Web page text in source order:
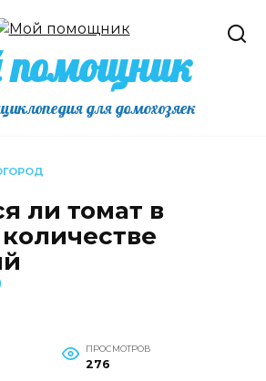
помощник
для домохозяек
ли томат в
ПРОСМОТРОВ
276